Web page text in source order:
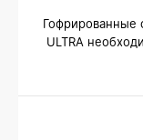
Гофрированные
ULTRA